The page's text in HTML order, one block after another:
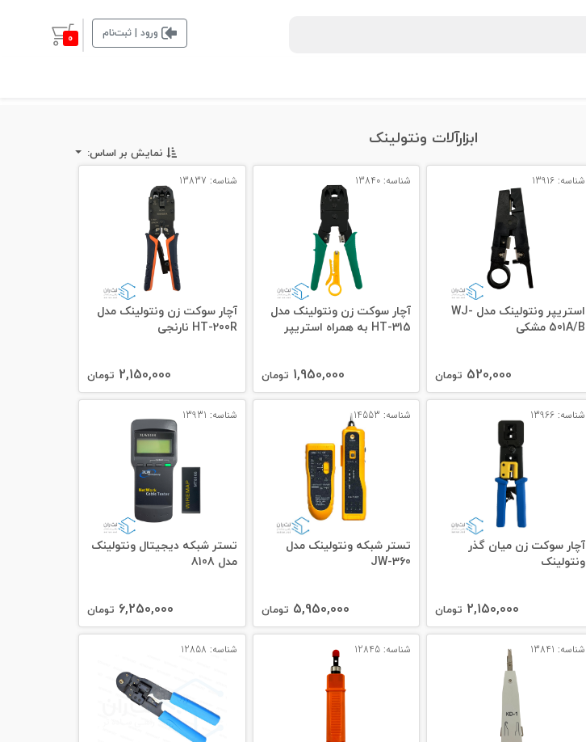
ورود | ثبت‌نام 0
ابزارآلات ونتولینک
نمایش بر اساس:
شناسه: 13916
استریپر ونتولینک مدل WJ-
501A/B مشکی
520,000 تومان
شناسه: 13840
آچار سوکت زن ونتولینک مدل
HT-315 به همراه استریپر
1,950,000 تومان
شناسه: 13837
آچار سوکت زن ونتولینک مدل
HT-200R نارنجی
2,150,000 تومان
شناسه: 13966
آچار سوکت زن میان گذر
ونتولینک
2,150,000 تومان
شناسه: 14553
تستر شبکه ونتولینک مدل
JW-360
5,950,000 تومان
شناسه: 13931
تستر شبکه دیجیتال ونتولینک
مدل 8108
6,250,000 تومان
شناسه: 13841 شناسه: 12845 شناسه: 12858